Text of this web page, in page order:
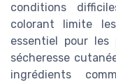
conditions
colorant limite
essentiel pour
sécheresse
ingrédients